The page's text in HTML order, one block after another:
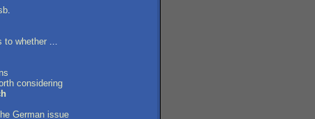
.
to whether ...
considering
German issue